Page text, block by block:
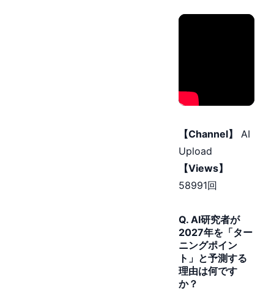
【Channel】
AI
Upload
【Views】
58991回
Q. AI研究者が
2027年を「ター
ニングポイン
ト」と予測する
理由は何です
か？